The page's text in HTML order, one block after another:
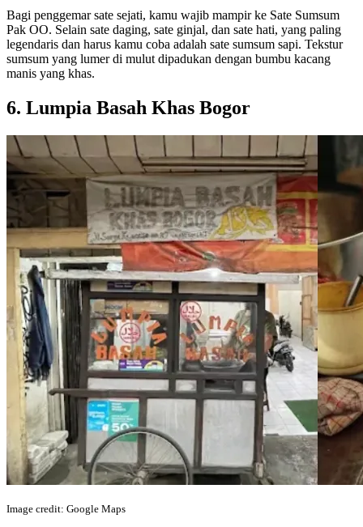
Bagi penggemar sate sejati, kamu wajib mampir ke Sate Sumsum
Pak OO. Selain sate daging, sate ginjal, dan sate hati, yang paling
legendaris dan harus kamu coba adalah sate sumsum sapi. Tekstur
sumsum yang lumer di mulut dipadukan dengan bumbu kacang
manis yang khas.
6. Lumpia Basah Khas Bogor
Image credit: Google Maps